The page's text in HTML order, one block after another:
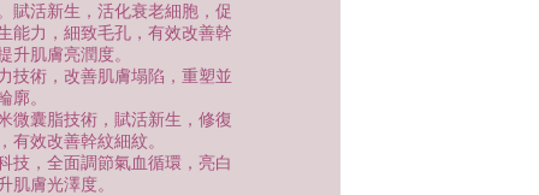
賦活新生，活化衰老細胞，促
能力，細致毛孔，有效改善幹
升肌膚亮潤度。
技術，改善肌膚塌陷，重塑並
廓。
微囊脂技術，賦活新生，修復
有效改善幹紋細紋。
技，全面調節氣血循環，亮白
肌膚光澤度。